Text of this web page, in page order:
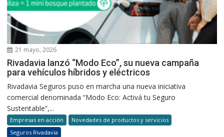
21 mayo, 2026
Rivadavia lanzó “Modo Eco”, su nueva campaña
para vehículos híbridos y eléctricos
Rivadavia Seguros puso en marcha una nueva iniciativa
comercial denominada “Modo Eco: Activá tu Seguro
Sustentable”,...
Empresas en acción
Novedades de productos y servicios
Seguros Rivadavia